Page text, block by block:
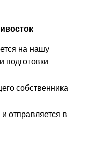
на нашу
подготовки
собственника
отправляется в